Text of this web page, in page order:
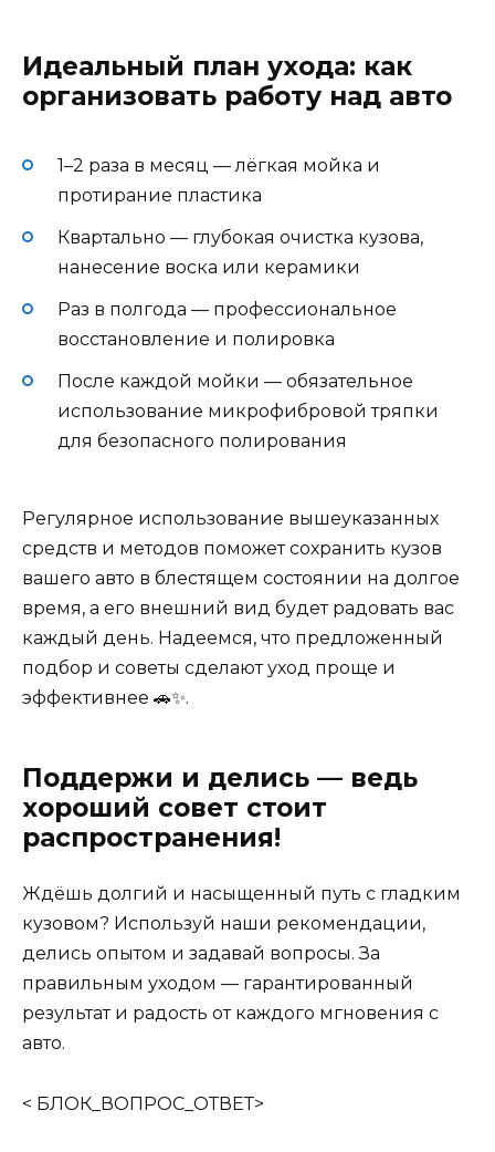
Идеальный план ухода: как
организовать работу над авто
1–2 раза в месяц — лёгкая мойка и
протирание пластика
Квартально — глубокая очистка кузова,
нанесение воска или керамики
Раз в полгода — профессиональное
восстановление и полировка
После каждой мойки — обязательное
использование микрофибровой тряпки
для безопасного полирования
Регулярное использование вышеуказанных
средств и методов поможет сохранить кузов
вашего авто в блестящем состоянии на долгое
время, а его внешний вид будет радовать вас
каждый день. Надеемся, что предложенный
подбор и советы сделают уход проще и
эффективнее 🚗✨.
Поддержи и делись — ведь
хороший совет стоит
распространения!
Ждёшь долгий и насыщенный путь с гладким
кузовом? Используй наши рекомендации,
делись опытом и задавай вопросы. За
правильным уходом — гарантированный
результат и радость от каждого мгновения с
авто.
< БЛОК_ВОПРОС_ОТВЕТ>